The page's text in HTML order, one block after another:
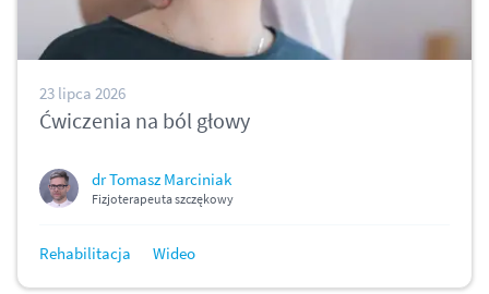
23 lipca 2026
Ćwiczenia na ból głowy
dr Tomasz Marciniak
Fizjoterapeuta szczękowy
Rehabilitacja Wideo